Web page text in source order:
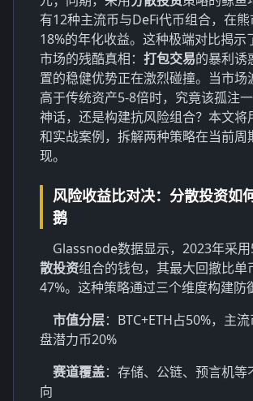
有12种主流币与DeFi代币组合，在
18%的年化收益。这种极端对比揭示
市场的残酷真相： 打包交易的暴利诱
置的稳健优势正在激烈碰撞。当市场
高于传统资产5-8倍时，究竟该孤注
神话，还是构建抗风险组合？本文将
和实战案例，拆解两种策略在当前周
现。
风险收益比对决：分散投资如
鹅
Glassnode数据显示，2023年采
散投资组合的钱包，其最大回撤比单
47%。这种策略通过三个维度构建防
市值分层：BTC+ETH占50%，主
盘潜力币20%
赛道覆盖：存储、公链、预言机等
向